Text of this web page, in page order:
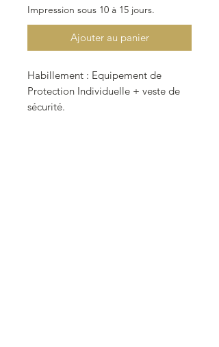
Impression sous 10 à 15 jours.
Ajouter au panier
Habillement : Equipement de
Protection Individuelle + veste de
sécurité.